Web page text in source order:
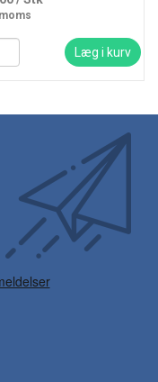
Læg i kurv